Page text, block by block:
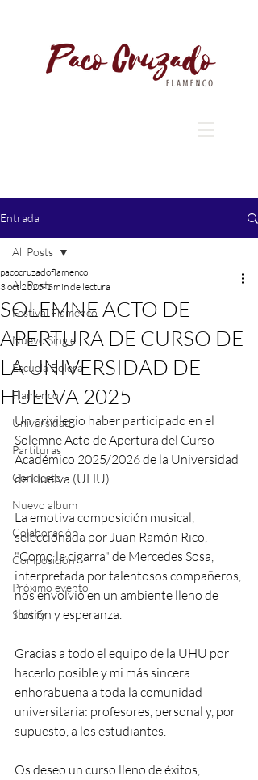
Entrada
All Posts
Festival Flamenco
Nuevo Single
Escuela Bolera
Flamenco
Universidad
Partituras
Concierto
Nuevo album
Colaboración
Composición
Próximo evento
Spotify
All Posts
SOLEMNE ACTO DE
APERTURA DE CURSO DE
LA UNIVERSIDAD DE
HUELVA 2025
pacocruzadoflamenco
3 oct 2025 1 min de lectura
Un privilegio haber participado en el
Solemne Acto de Apertura del Curso
Académico 2025/2026 de la Universidad
de Huelva (UHU).
La emotiva composición musical,
seleccionada por Juan Ramón Rico,
"Como la cigarra" de Mercedes Sosa,
interpretada por talentosos compañeros,
nos envolvió en un ambiente lleno de
ilusión y esperanza.
Gracias a todo el equipo de la UHU por
hacerlo posible y mi más sincera
enhorabuena a toda la comunidad
universitaria: profesores, personal y, por
supuesto, a los estudiantes.
Os deseo un curso lleno de éxitos,